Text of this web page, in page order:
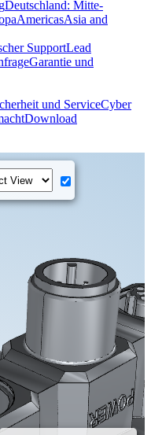
Deutschland: Mitte-
AmericasAsia and
SupportLead
Garantie und
und ServiceCyber
Download